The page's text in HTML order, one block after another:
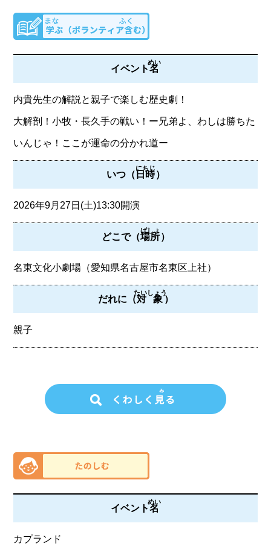
イベント名
めい
内貴先生の解説と親子で楽しむ歴史劇！
大解剖！小牧・長久手の戦い！ー兄弟よ、わしは勝ちた
いんじゃ！ここが運命の分かれ道ー
いつ（日時
にちじ
）
2026年9月27日(土)13:30開演
どこで（場所
ばしょ
）
名東文化小劇場（愛知県名古屋市名東区上社）
だれに（対象
たいしょう
）
親子
イベント名
めい
カプランド